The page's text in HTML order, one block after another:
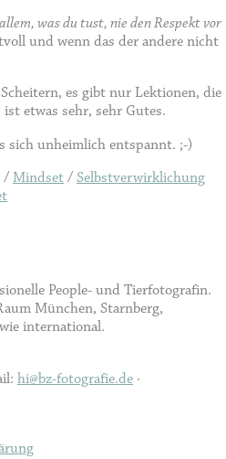
was du tust, nie den Respekt vor
und wenn das der andere nicht
es gibt nur Lektionen, die
etwas sehr, sehr Gutes.
sich unheimlich entspannt. ;-)
/ Mindset / Selbstverwirklichung
People- und Tierfotografin.
München, Starnberg,
international.
hi@bz-fotografie.de ·